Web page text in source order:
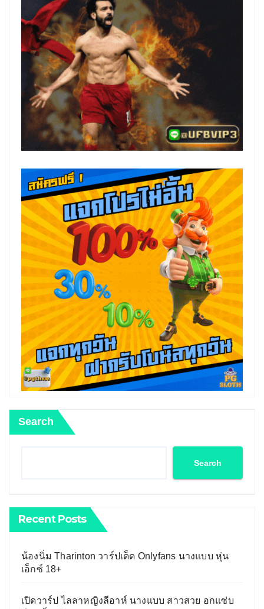
Search
Search
Recent Posts
น้องนิ่ม Tharinton วาร์ปเด็ด Onlyfans นางแบบ หุ่น
เอ็กซ์ 18+
เปิดวาร์ป ไลลาหญิงลีอาห์ นางแบบ สาวสวย อกแซ่บ